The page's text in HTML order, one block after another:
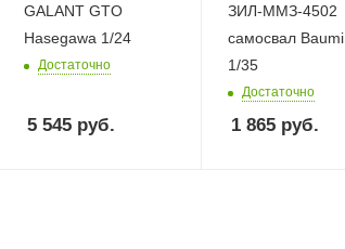
GALANT GTO
Hasegawa 1/24
Достаточно
5 545руб.
ЗИЛ-ММЗ-4502
самосвал Baumi
1/35
Достаточно
1 865руб.